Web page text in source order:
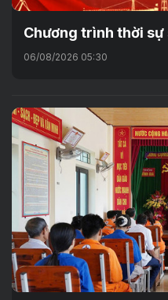
Chương trình thời
06/08/2026 05:30